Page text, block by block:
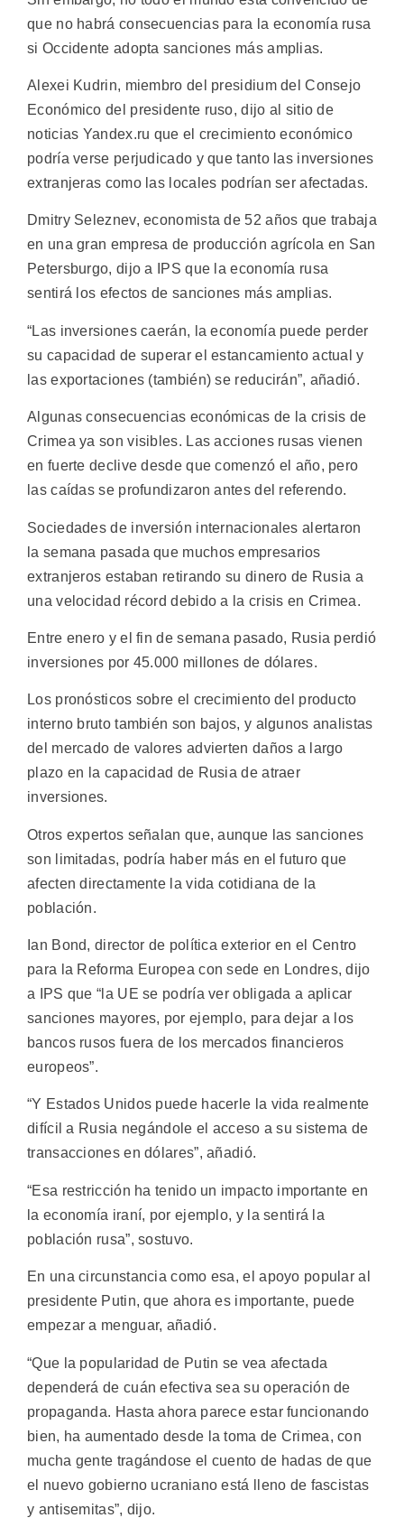
que no habrá consecuencias para la economía rusa
si Occidente adopta sanciones más amplias.
Alexei Kudrin, miembro del presidium del Consejo
Económico del presidente ruso, dijo al sitio de
noticias Yandex.ru que el crecimiento económico
podría verse perjudicado y que tanto las inversiones
extranjeras como las locales podrían ser afectadas.
Dmitry Seleznev, economista de 52 años que trabaja
en una gran empresa de producción agrícola en San
Petersburgo, dijo a IPS que la economía rusa
sentirá los efectos de sanciones más amplias.
“Las inversiones caerán, la economía puede perder
su capacidad de superar el estancamiento actual y
las exportaciones (también) se reducirán”, añadió.
Algunas consecuencias económicas de la crisis de
Crimea ya son visibles. Las acciones rusas vienen
en fuerte declive desde que comenzó el año, pero
las caídas se profundizaron antes del referendo.
Sociedades de inversión internacionales alertaron
la semana pasada que muchos empresarios
extranjeros estaban retirando su dinero de Rusia a
una velocidad récord debido a la crisis en Crimea.
Entre enero y el fin de semana pasado, Rusia perdió
inversiones por 45.000 millones de dólares.
Los pronósticos sobre el crecimiento del producto
interno bruto también son bajos, y algunos analistas
del mercado de valores advierten daños a largo
plazo en la capacidad de Rusia de atraer
inversiones.
Otros expertos señalan que, aunque las sanciones
son limitadas, podría haber más en el futuro que
afecten directamente la vida cotidiana de la
población.
Ian Bond, director de política exterior en el Centro
para la Reforma Europea con sede en Londres, dijo
a IPS que “la UE se podría ver obligada a aplicar
sanciones mayores, por ejemplo, para dejar a los
bancos rusos fuera de los mercados financieros
europeos”.
“Y Estados Unidos puede hacerle la vida realmente
difícil a Rusia negándole el acceso a su sistema de
transacciones en dólares”, añadió.
“Esa restricción ha tenido un impacto importante en
la economía iraní, por ejemplo, y la sentirá la
población rusa”, sostuvo.
En una circunstancia como esa, el apoyo popular al
presidente Putin, que ahora es importante, puede
empezar a menguar, añadió.
“Que la popularidad de Putin se vea afectada
dependerá de cuán efectiva sea su operación de
propaganda. Hasta ahora parece estar funcionando
bien, ha aumentado desde la toma de Crimea, con
mucha gente tragándose el cuento de hadas de que
el nuevo gobierno ucraniano está lleno de fascistas
y antisemitas”, dijo.